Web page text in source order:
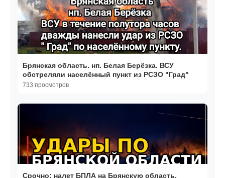
Брянская область. нп. Белая Берёзка. ВСУ
обстреляли населённый пункт из РСЗО "Град"
733 просмотров
Срочно: налет БПЛА на Брянскую область.